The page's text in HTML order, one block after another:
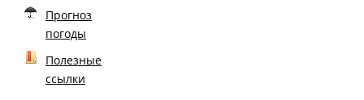
Прогноз
погоды
Полезные
ссылки